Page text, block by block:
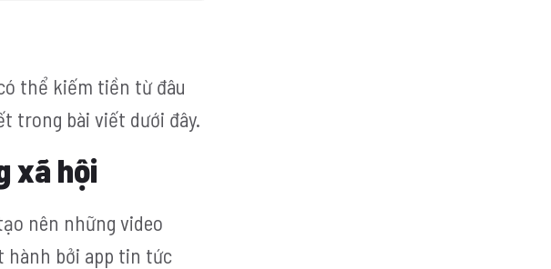
thể kiếm tiền từ đâu
trong bài viết dưới đây.
xã hội
nên những video
hành bởi app tin tức